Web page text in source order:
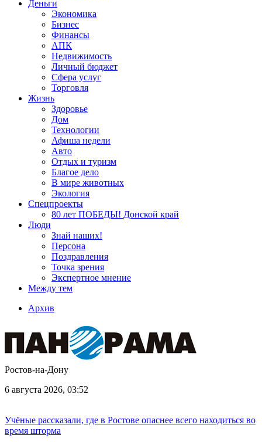
Деньги
Экономика
Бизнес
Финансы
АПК
Недвижимость
Личный бюджет
Сфера услуг
Торговля
Жизнь
Здоровье
Дом
Технологии
Афиша недели
Авто
Отдых и туризм
Благое дело
В мире животных
Экология
Спецпроекты
80 лет ПОБЕДЫ! Донской край
Люди
Знай наших!
Персона
Поздравления
Точка зрения
Экспертное мнение
Между тем
Архив
Ростов-на-Дону
6 августа 2026, 03:52
Учёные рассказали, где в Ростове опаснее всего находиться во
время шторма